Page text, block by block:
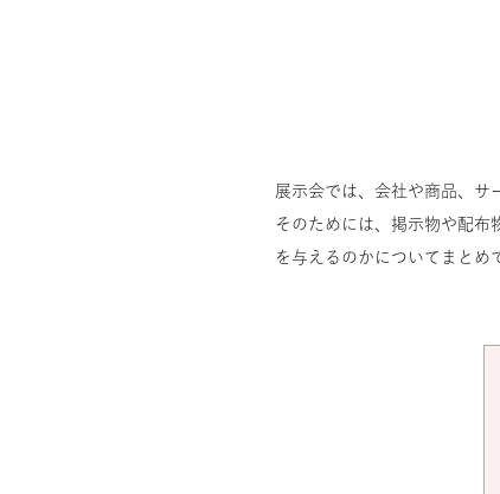
展示会では、会社や商品、サ
そのためには、掲示物や配布
を与えるのかについてまとめ